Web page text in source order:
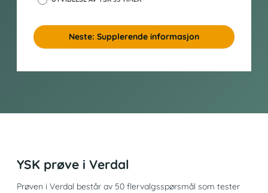
Neste: Supplerende informasjon
YSK prøve i Verdal
Prøven i Verdal består av 50 flervalgsspørsmål som tester